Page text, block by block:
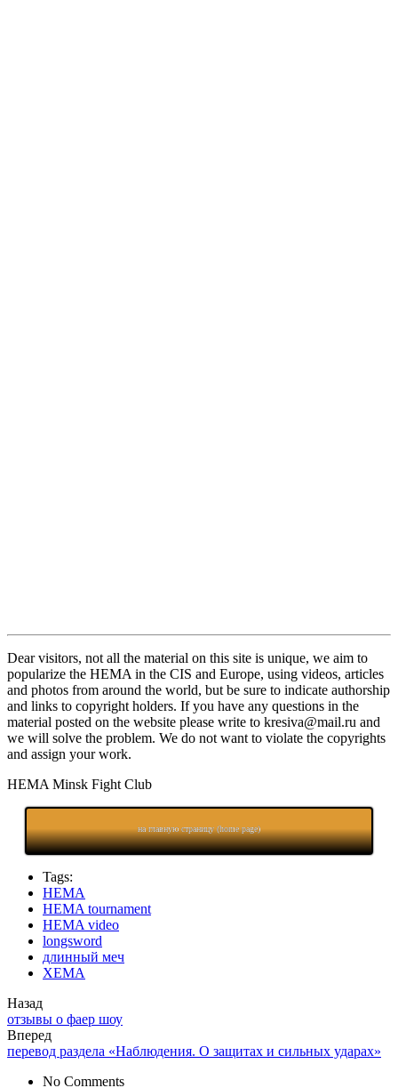
Dear visitors, not all the material on this site is unique, we aim to
popularize the HEMA in the CIS and Europe, using videos, articles
and photos from around the world, but be sure to indicate authorship
and links to copyright holders. If you have any questions in the
material posted on the website please write to kresiva@mail.ru and
we will solve the problem. We do not want to violate the copyrights
and assign your work.
HEMA Minsk Fight Club
на главную страницу (home page)
Tags:
HEMA
HEMA tournament
HEMA video
longsword
длинный меч
ХЕМА
Назад
отзывы о фаер шоу
Вперед
перевод раздела «Наблюдения. О защитах и сильных ударах»
No Comments